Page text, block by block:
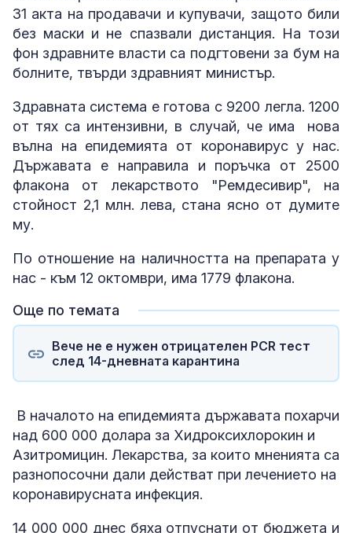
31 акта на продавачи и купувачи, защото били
без маски и не спазвали дистанция. На този
фон здравните власти са подгтовени за бум на
болните, твърди здравният министър.
Здравната система е готова с 9200 легла. 1200
от тях са интензивни, в случай, че има нова
вълна на епидемията от коронавирус у нас.
Държавата е направила и поръчка от 2500
флакона от лекарството "Ремдесивир", на
стойност 2,1 млн. лева, стана ясно от думите
му.
По отношение на наличността на препарата у
нас - към 12 октомври, има 1779 флакона.
Още по темата
Вече не е нужен отрицателен PCR тест
след 14-дневната карантина
В началото на епидемията държавата похарчи
над 600 000 долара за Хидроксихлорокин и
Азитромицин. Лекарства, за които мненията са
разнопосочни дали действат при лечението на
коронавирусната инфекция.
14 000 000 днес бяха отпуснати от бюджета и